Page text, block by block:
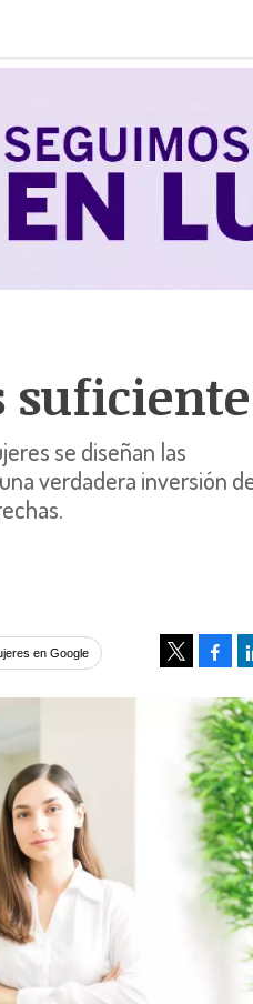
suficiente
se diseñan las
verdadera inversión
en Google